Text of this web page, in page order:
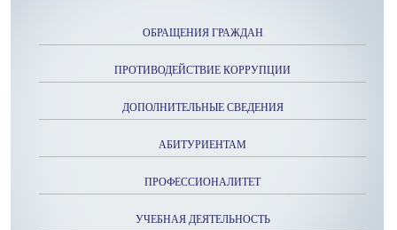
ОБРАЩЕНИЯ ГРАЖДАН
ПРОТИВОДЕЙСТВИЕ КОРРУПЦИИ
ДОПОЛНИТЕЛЬНЫЕ СВЕДЕНИЯ
АБИТУРИЕНТАМ
ПРОФЕССИОНАЛИТЕТ
УЧЕБНАЯ ДЕЯТЕЛЬНОСТЬ